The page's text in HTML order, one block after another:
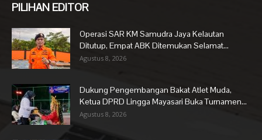
PILIHAN EDITOR
Operasi SAR KM Samudra Jaya Kelautan
Ditutup, Empat ABK Ditemukan Selamat...
Agustus 8, 2026
Dukung Pengembangan Bakat Atlet Muda,
Ketua DPRD Lingga Mayasari Buka Turnamen...
Agustus 8, 2026